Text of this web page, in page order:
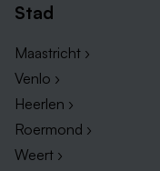
Stad
Maastricht ›
Venlo ›
Heerlen ›
Roermond ›
Weert ›